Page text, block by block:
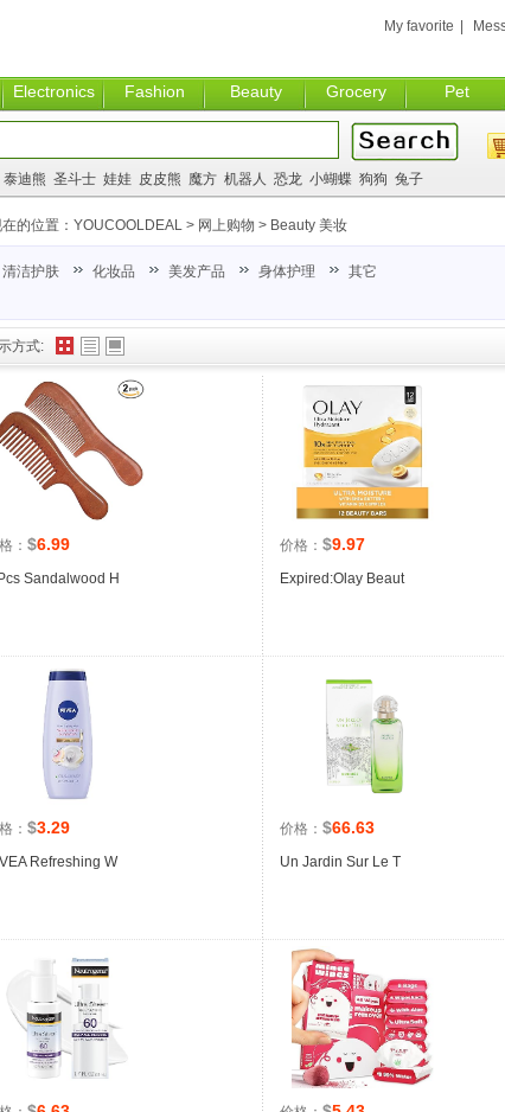
Electronics Fashion Beauty Grocery Pet
My favorite
泰迪熊 圣斗士 娃娃 皮皮熊 魔方 机器人 恐龙 小蝴蝶 狗狗 兔子
方式:
： $6.99
Sandalwood H
价格： $9.97
Expired:Olay Beaut
： $3.29
Refreshing W
价格： $66.63
Un Jardin Sur Le T
的位置： YOUCOOLDEAL > 网上购物 > Beauty 美妆
清洁护肤 化妆品 美发产品 身体护理 其它